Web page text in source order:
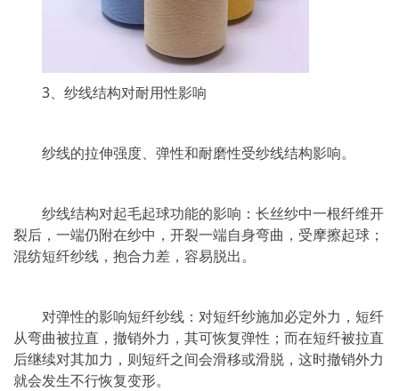
3、纱线结构对耐用性影响
纱线的拉伸强度、弹性和耐磨性受纱线结构影响。
纱线结构对起毛起球功能的影响：长丝纱中一根纤维开
裂后，一端仍附在纱中，开裂一端自身弯曲，受摩擦起球；
混纺短纤纱线，抱合力差，容易脱出。
对弹性的影响短纤纱线：对短纤纱施加必定外力，短纤
从弯曲被拉直，撤销外力，其可恢复弹性；而在短纤被拉直
后继续对其加力，则短纤之间会滑移或滑脱，这时撤销外力
就会发生不行恢复变形。